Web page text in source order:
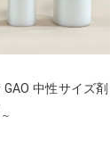
中性サイズ剤
～